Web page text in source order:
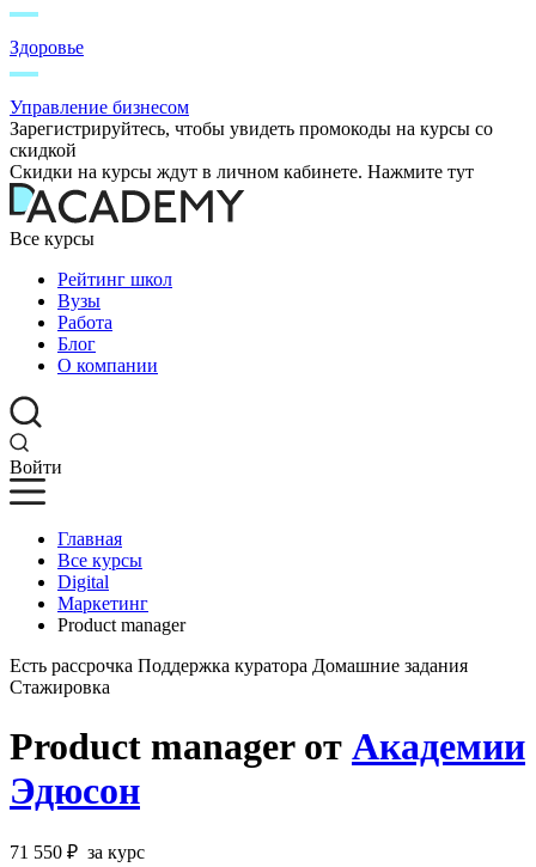
Здоровье
Управление бизнесом
Зарегистрируйтесь, чтобы увидеть промокоды на курсы со
скидкой
Скидки на курсы ждут в личном кабинете. Нажмите тут
Все курсы
Рейтинг школ
Вузы
Работа
Блог
О компании
Войти
Главная
Все курсы
Digital
Маркетинг
Product manager
Есть рассрочка Поддержка куратора Домашние задания
Стажировка
Product manager от Академии
Эдюсон
71 550 ₽ за курс